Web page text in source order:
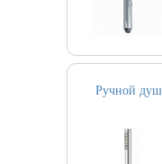
Ручной